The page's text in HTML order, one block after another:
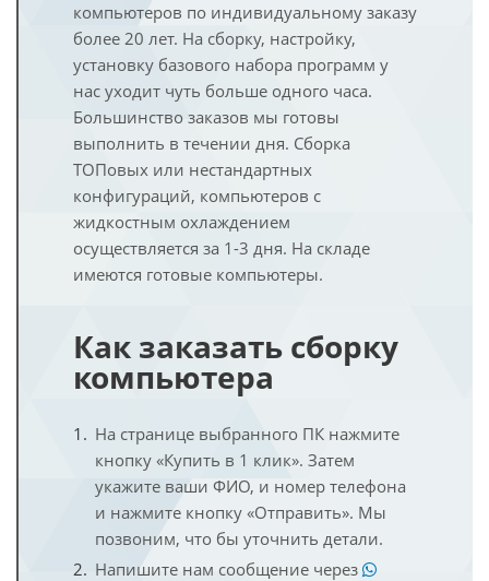
компьютеров по индивидуальному заказу
более 20 лет. На сборку, настройку,
установку базового набора программ у
нас уходит чуть больше одного часа.
Большинство заказов мы готовы
выполнить в течении дня. Сборка
ТОПовых или нестандартных
конфигураций, компьютеров с
жидкостным охлаждением
осуществляется за 1-3 дня. На складе
имеются готовые компьютеры.
Как заказать сборку
компьютера
На странице выбранного ПК нажмите
кнопку «Купить в 1 клик». Затем
укажите ваши ФИО, и номер телефона
и нажмите кнопку «Отправить». Мы
позвоним, что бы уточнить детали.
Напишите нам сообщение через